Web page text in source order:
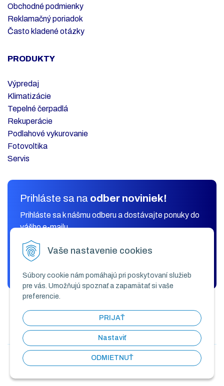
Vaše nastavenie cookies
Súbory cookie nám pomáhajú pri poskytovaní služieb
pre vás. Umožňujú spoznať a zapamätať si vaše
preferencie.
PRIJAŤ
Nastaviť
ODMIETNUŤ
Obchodné podmienky
Reklamačný poriadok
Často kladené otázky
PRODUKTY
Výpredaj
Klimatizácie
Tepelné čerpadlá
Rekuperácie
Podlahové vykurovanie
Fotovoltika
Servis
Prihláste sa na odber noviniek!
Prihláste sa k nášmu odberu a dostávajte ponuky do
vášho e-mailu.
© 2026 KLIMAK COMFORT